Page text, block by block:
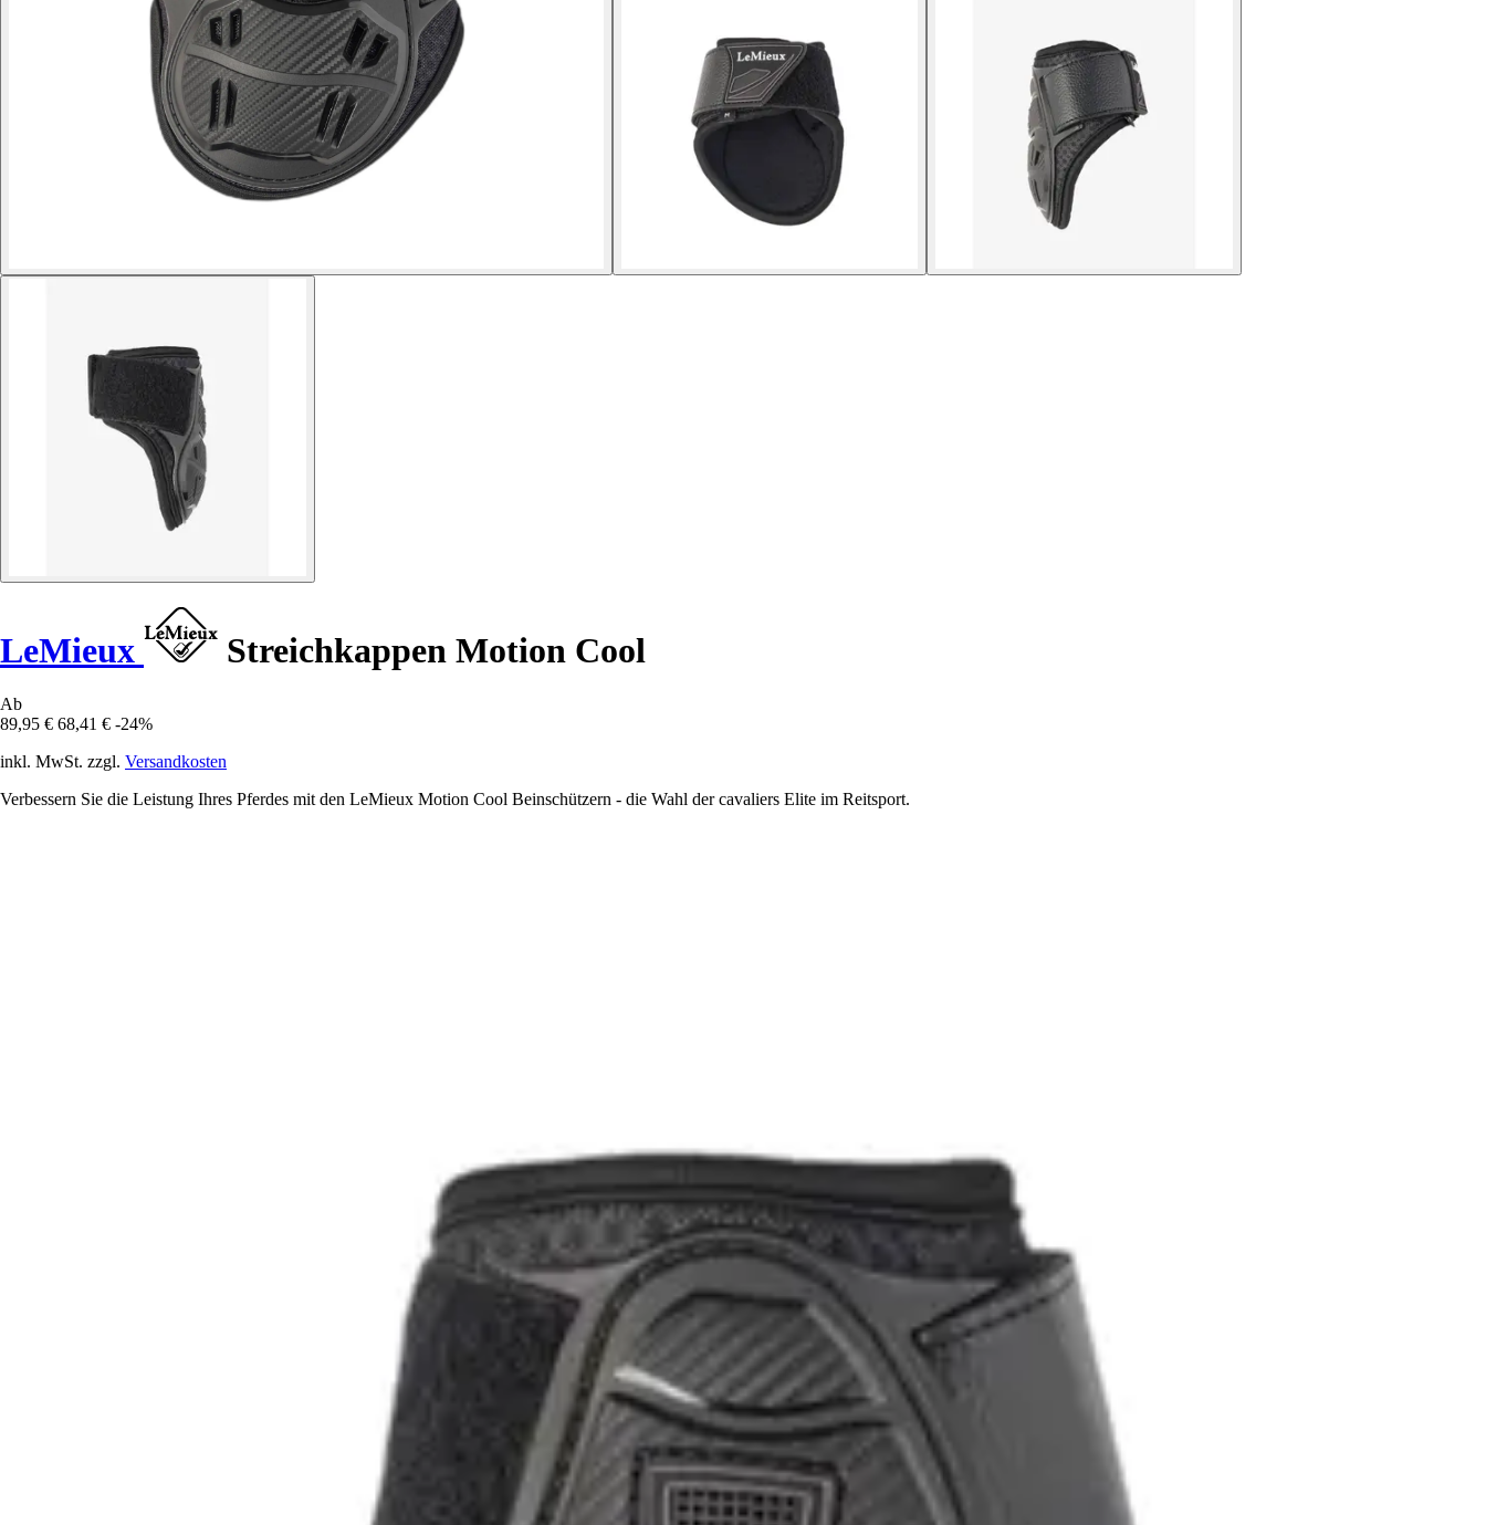
LeMieux Streichkappen Motion Cool
Ab
89,95 € 68,41 € -24%
inkl. MwSt. zzgl. Versandkosten
Verbessern Sie die Leistung Ihres Pferdes mit den LeMieux Motion Cool Beinschützern - die Wahl der cavaliers Elite im Reitsport.